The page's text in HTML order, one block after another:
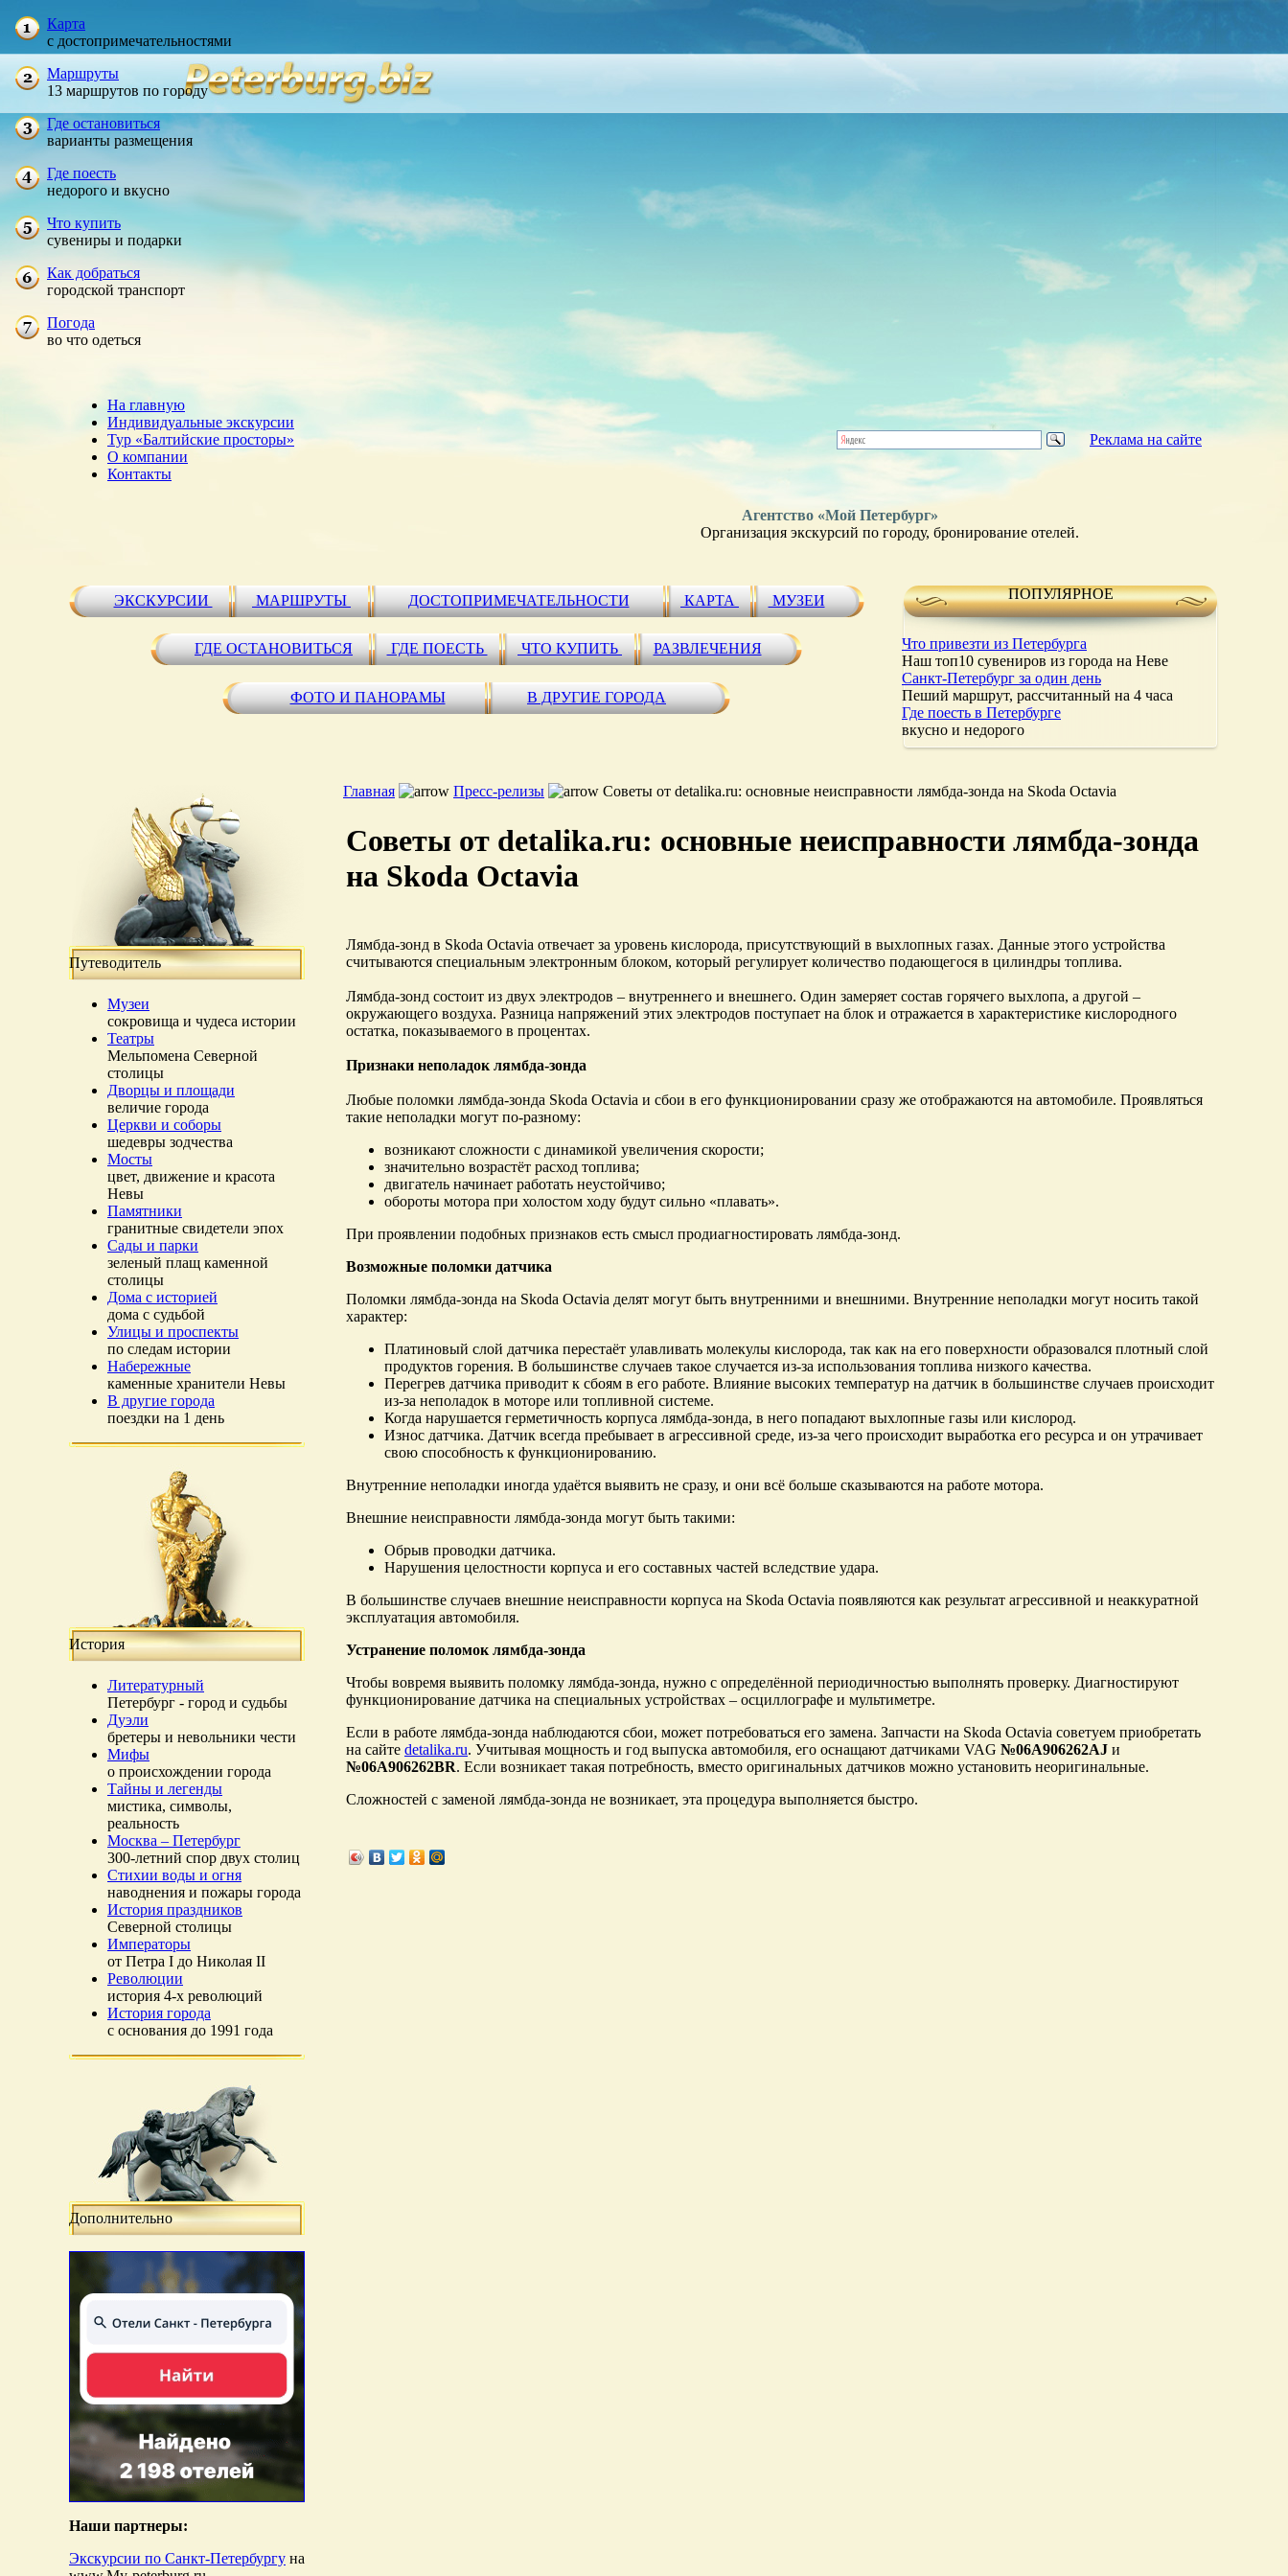
Карта
с достопримечательностями
Маршруты
13 маршрутов по городу
Где остановиться
варианты размещения
Где поесть
недорого и вкусно
Что купить
сувениры и подарки
Как добраться
городской транспорт
Погода
во что одеться
На главную
Индивидуальные экскурсии
Тур «Балтийские просторы»
О компании
Контакты
Реклама на сайте
Агентство «Мой Петербург»
Организация экскурсий по городу, бронирование отелей.
ЭКСКУРСИИ МАРШРУТЫ ДОСТОПРИМЕЧАТЕЛЬНОСТИ КАРТА МУЗЕИ
ГДЕ ОСТАНОВИТЬСЯ ГДЕ ПОЕСТЬ ЧТО КУПИТЬ РАЗВЛЕЧЕНИЯ
ФОТО И ПАНОРАМЫ В ДРУГИЕ ГОРОДА
ПОПУЛЯРНОЕ
Что привезти из Петербурга
Наш топ10 сувениров из города на Неве
Санкт-Петербург за один день
Пеший маршрут, рассчитанный на 4 часа
Где поесть в Петербурге
вкусно и недорого
Путеводитель
Музеи
сокровища и чудеса истории
Театры
Мельпомена Северной
столицы
Дворцы и площади
величие города
Церкви и соборы
шедевры зодчества
Мосты
цвет, движение и красота
Невы
Памятники
гранитные свидетели эпох
Сады и парки
зеленый плащ каменной
столицы
Дома с историей
дома с судьбой
Улицы и проспекты
по следам истории
Набережные
каменные хранители Невы
В другие города
поездки на 1 день
История
Литературный
Петербург - город и судьбы
Дуэли
бретеры и невольники чести
Мифы
о происхождении города
Тайны и легенды
мистика, символы,
реальность
Москва – Петербург
300-летний спор двух столиц
Стихии воды и огня
наводнения и пожары города
История праздников
Северной столицы
Императоры
от Петра I до Николая II
Революции
история 4-х революций
История города
с основания до 1991 года
Дополнительно
Наши партнеры:
Экскурсии по Санкт-Петербургу на
Главная Пресс-релизы Советы от detalika.ru: основные неисправности лямбда-зонда на Skoda Octavia
Советы от detalika.ru: основные неисправности лямбда-зонда
на Skoda Octavia
Лямбда-зонд в Skoda Octavia отвечает за уровень кислорода, присутствующий в выхлопных газах. Данные этого устройства
считываются специальным электронным блоком, который регулирует количество подающегося в цилиндры топлива.
Лямбда-зонд состоит из двух электродов – внутреннего и внешнего. Один замеряет состав горячего выхлопа, а другой –
окружающего воздуха. Разница напряжений этих электродов поступает на блок и отражается в характеристике кислородного
остатка, показываемого в процентах.
Признаки неполадок лямбда-зонда
Любые поломки лямбда-зонда Skoda Octavia и сбои в его функционировании сразу же отображаются на автомобиле. Проявляться
такие неполадки могут по-разному:
возникают сложности с динамикой увеличения скорости;
значительно возрастёт расход топлива;
двигатель начинает работать неустойчиво;
обороты мотора при холостом ходу будут сильно «плавать».
При проявлении подобных признаков есть смысл продиагностировать лямбда-зонд.
Возможные поломки датчика
Поломки лямбда-зонда на Skoda Octavia делят могут быть внутренними и внешними. Внутренние неполадки могут носить такой
характер:
Платиновый слой датчика перестаёт улавливать молекулы кислорода, так как на его поверхности образовался плотный слой
продуктов горения. В большинстве случаев такое случается из-за использования топлива низкого качества.
Перегрев датчика приводит к сбоям в его работе. Влияние высоких температур на датчик в большинстве случаев происходит
из-за неполадок в моторе или топливной системе.
Когда нарушается герметичность корпуса лямбда-зонда, в него попадают выхлопные газы или кислород.
Износ датчика. Датчик всегда пребывает в агрессивной среде, из-за чего происходит выработка его ресурса и он утрачивает
свою способность к функционированию.
Внутренние неполадки иногда удаётся выявить не сразу, и они всё больше сказываются на работе мотора.
Внешние неисправности лямбда-зонда могут быть такими:
Обрыв проводки датчика.
Нарушения целостности корпуса и его составных частей вследствие удара.
В большинстве случаев внешние неисправности корпуса на Skoda Octavia появляются как результат агрессивной и неаккуратной
эксплуатация автомобиля.
Устранение поломок лямбда-зонда
Чтобы вовремя выявить поломку лямбда-зонда, нужно с определённой периодичностью выполнять проверку. Диагностируют
функционирование датчика на специальных устройствах – осциллографе и мультиметре.
Если в работе лямбда-зонда наблюдаются сбои, может потребоваться его замена. Запчасти на Skoda Octavia советуем приобретать
на сайте detalika.ru. Учитывая мощность и год выпуска автомобиля, его оснащают датчиками VAG №06A906262AJ и
№06A906262BR. Если возникает такая потребность, вместо оригинальных датчиков можно установить неоригинальные.
Сложностей с заменой лямбда-зонда не возникает, эта процедура выполняется быстро.